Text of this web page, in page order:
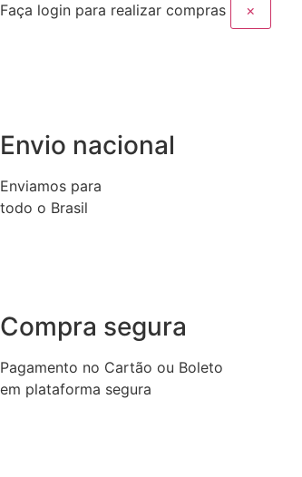
Faça login para realizar compras ×
Envio nacional
Enviamos para
todo o Brasil
Compra segura
Pagamento no Cartão ou Boleto
em plataforma segura